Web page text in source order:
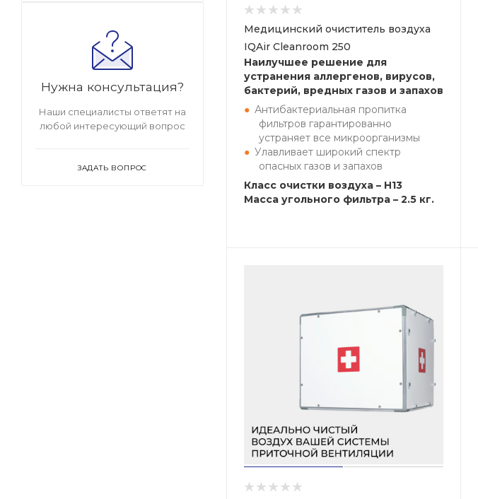
Медицинский очиститель воздуха
IQAir Cleanroom 250
Наилучшее решение для
устранения аллергенов, вирусов,
бактерий, вредных газов и запахов
Антибактериальная пропитка
фильтров гарантированно
устраняет все микроорганизмы
Улавливает широкий спектр
опасных газов и запахов
Класс очистки воздуха – H13
Масса угольного фильтра – 2.5 кг.
Нужна консультация?
Наши специалисты ответят на
любой интересующий вопрос
ЗАДАТЬ ВОПРОС